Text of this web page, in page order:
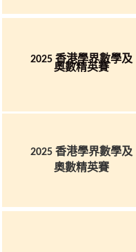
2025 香港學界數學及
奧數精英賽
2025 香港學界數學及
奧數精英賽